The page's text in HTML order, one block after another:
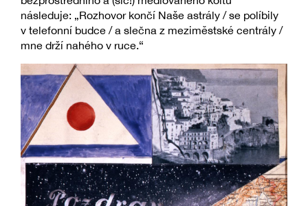
následuje: „Rozhovor končí Naše astrály / se políbily
v telefonní budce / a slečna z meziměstské centrály /
mne drží nahého v ruce.“